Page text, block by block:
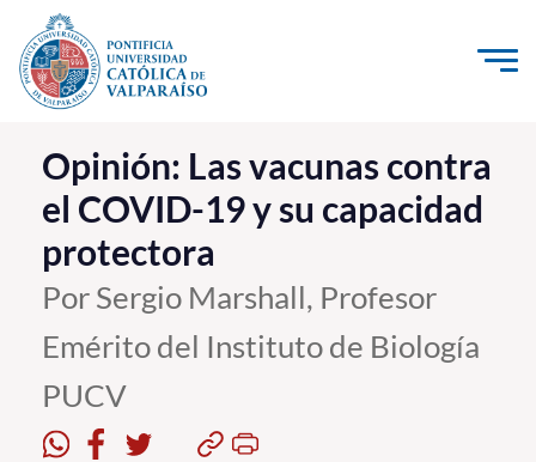
Click acá para ir directamente al contenido
La Universidad
Investigación, Creación e Innovación
PUCV Internacional
Vinculación con el Medio
Pregrado
Opinión: Las vacunas contra
el COVID-19 y su capacidad
protectora
Por Sergio Marshall, Profesor
Emérito del Instituto de Biología
PUCV